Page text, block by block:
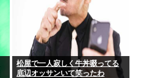
松屋で一人寂しく牛丼啜ってる
底辺オッサンいて笑ったわ